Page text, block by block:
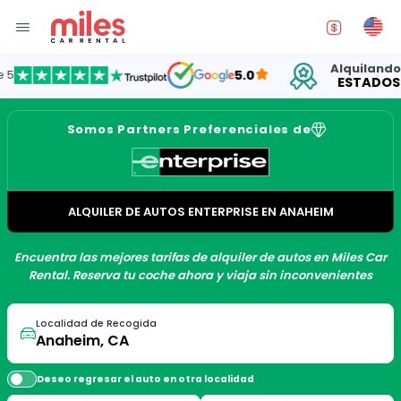
5.0 Alquilando
ESTADOS
Somos Partners Preferenciales de
ALQUILER DE AUTOS ENTERPRISE EN ANAHEIM
Encuentra las mejores tarifas de alquiler de autos en Miles Car
Rental. Reserva tu coche ahora y viaja sin inconvenientes
Localidad de Recogida
Deseo regresar el auto en otra localidad